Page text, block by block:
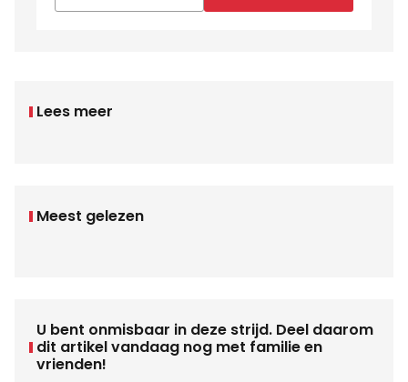
Lees meer
Meest gelezen
U bent onmisbaar in deze strijd. Deel daarom
dit artikel vandaag nog met familie en
vrienden!